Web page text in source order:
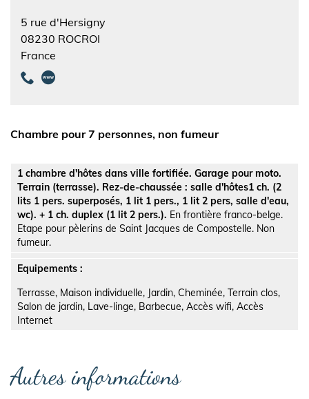
5 rue d'Hersigny
08230 ROCROI
France
Chambre pour 7 personnes, non fumeur
1 chambre d'hôtes dans ville fortifiée. Garage pour moto.
Terrain (terrasse). Rez-de-chaussée : salle d'hôtes1 ch. (2
lits 1 pers. superposés, 1 lit 1 pers., 1 lit 2 pers, salle d'eau,
wc). + 1 ch. duplex (1 lit 2 pers.). En frontière franco-belge.
Etape pour pèlerins de Saint Jacques de Compostelle. Non
fumeur.
Equipements :
Terrasse, Maison individuelle, Jardin, Cheminée, Terrain clos,
Salon de jardin, Lave-linge, Barbecue, Accès wifi, Accès
Internet
Autres informations